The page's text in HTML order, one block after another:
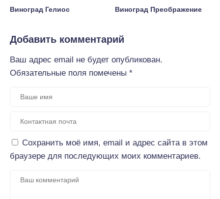
Виноград Гелиос Виноград Преображение
Добавить комментарий
Ваш адрес email не будет опубликован.
Обязательные поля помечены *
Сохранить моё имя, email и адрес сайта в этом
браузере для последующих моих комментариев.